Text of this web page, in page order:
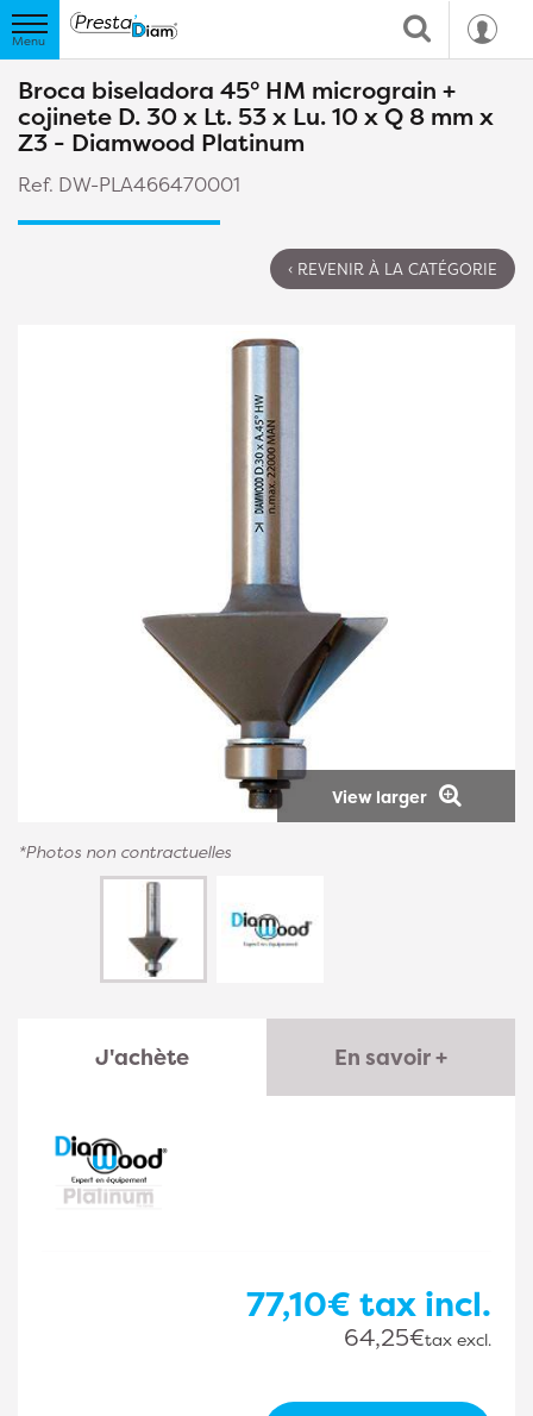
Broca biseladora 45° HM micrograin +
cojinete D. 30 x Lt. 53 x Lu. 10 x Q 8 mm x
Z3 - Diamwood Platinum
Ref. DW-PLA466470001
‹ REVENIR À LA CATÉGORIE
View larger
*Photos non contractuelles
J'achète En savoir +
77,10€ tax incl.
64,25€tax excl.